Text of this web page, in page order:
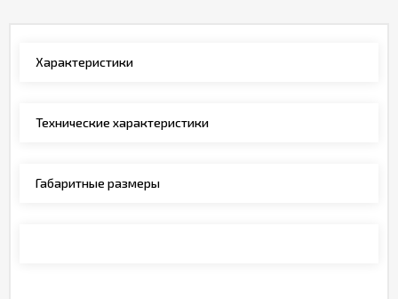
Характеристики
Технические характеристики
Габаритные размеры